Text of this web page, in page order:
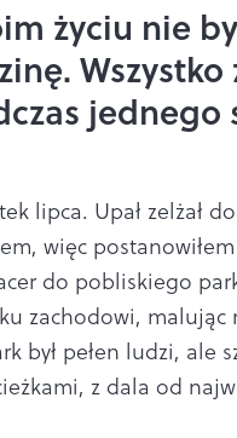
życiu nie
Wszystko
jednego
lipca. Upał zelżał
więc
do pobliskiego
zachodowi, malując
był pełen ludzi, ale
z dala od